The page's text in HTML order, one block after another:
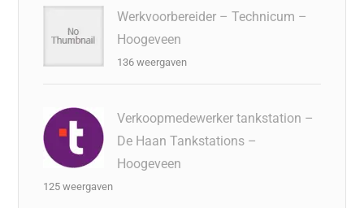
Werkvoorbereider – Technicum –
Hoogeveen
136 weergaven
Verkoopmedewerker tankstation –
De Haan Tankstations –
Hoogeveen
125 weergaven